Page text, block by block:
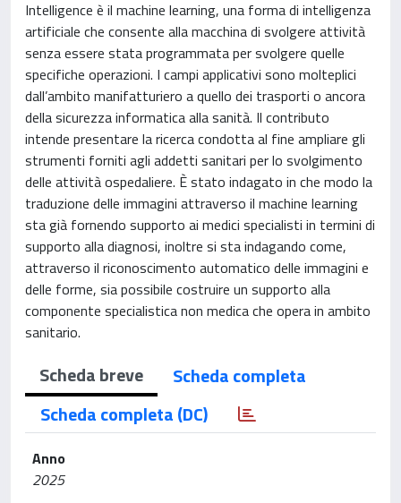
Intelligence è il machine learning, una forma di intelligenza
artificiale che consente alla macchina di svolgere attività
senza essere stata programmata per svolgere quelle
specifiche operazioni. I campi applicativi sono molteplici
dall’ambito manifatturiero a quello dei trasporti o ancora
della sicurezza informatica alla sanità. Il contributo
intende presentare la ricerca condotta al fine ampliare gli
strumenti forniti agli addetti sanitari per lo svolgimento
delle attività ospedaliere. È stato indagato in che modo la
traduzione delle immagini attraverso il machine learning
sta già fornendo supporto ai medici specialisti in termini di
supporto alla diagnosi, inoltre si sta indagando come,
attraverso il riconoscimento automatico delle immagini e
delle forme, sia possibile costruire un supporto alla
componente specialistica non medica che opera in ambito
sanitario.
Scheda breve
Scheda completa
Scheda completa (DC)
Anno
2025